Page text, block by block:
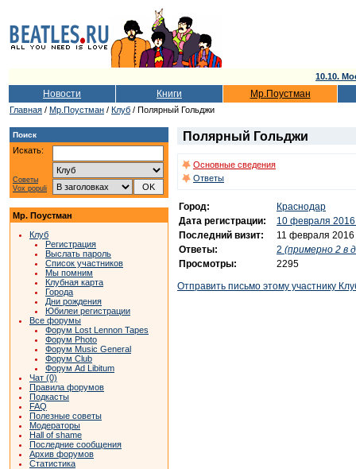
10.10.
Новости Книги Мр.Поустман
Главная / Мр.Поустман / Клуб / Полярный Гольджи
Поиск
Искать:
Советы
Vox populi
Мр. Поустман
Клуб
Регистрация
Выслать пароль
Список участников
Мы помним
Клубная карта
Города
Дни рождения
Юбилеи регистрации
Все форумы
Форум Lost Lennon Tapes
Форум Photo
Форум Music General
Форум Club
Форум Ad Libitum
Чат (0)
Правила форумов
Подкасты
FAQ
Полезные советы
Модераторы
Hall of shame
Последние сообщения
Архив форумов
Статистика
Полярный Гольджи
Основные сведения
Ответы
Город:
Краснодар
Дата регистрации:
10 февраля 2016
Последний визит:
11 февраля 2016
Ответы:
2 (примерно 2 в
Просмотры:
2295
Отправить письмо этому участнику